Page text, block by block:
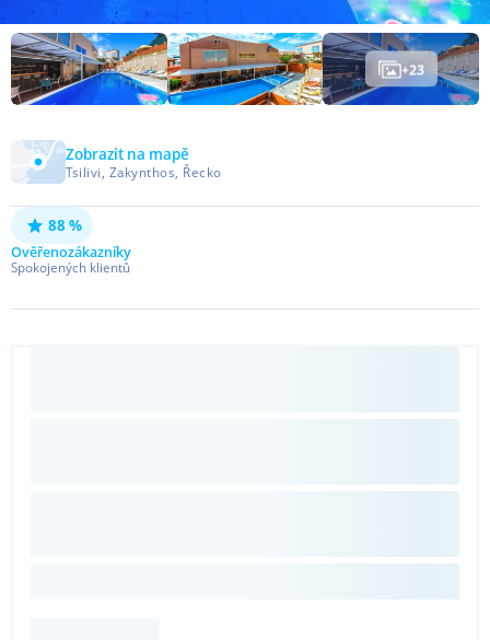
+23
Zobrazit na mapě
Tsilivi, Zakynthos, Řecko
88 %
Ověřenozákazníky
Spokojených klientů